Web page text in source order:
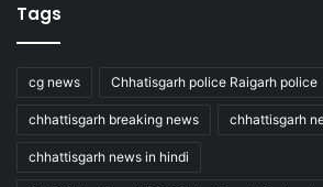
Tags
cg news Chhatisgarh police Raigarh police
chhattisgarh breaking news chhattisgarh
chhattisgarh news in hindi